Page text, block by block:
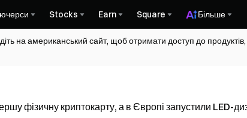
Stocks Earn Square Більше
на американський сайт, щоб отримати доступ до
фізичну криптокарту, а в Європі запустили LED-